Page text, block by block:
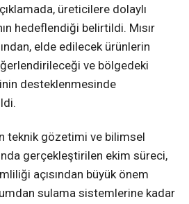
üreticilere dolaylı
hedeflendiği belirtildi. Mısır
elde edilecek ürünlerin
ve bölgedeki
desteklenmesinde
teknik gözetimi ve bilimsel
gerçekleştirilen ekim süreci,
açısından büyük önem
sulama sistemlerine kadar